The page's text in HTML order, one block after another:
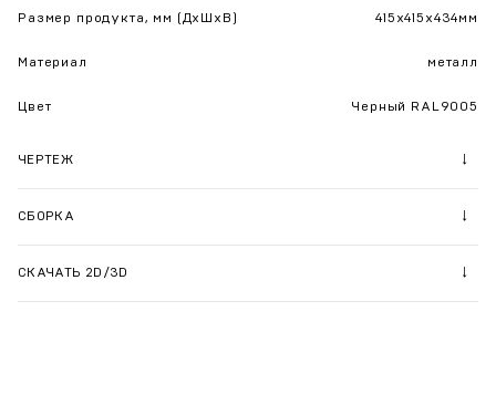
Размер продукта, мм (ДхШхВ) 415х415х434мм
Материал металл
Цвет Черный RAL9005
ЧЕРТЕЖ
СБОРКА
СКАЧАТЬ 2D/3D